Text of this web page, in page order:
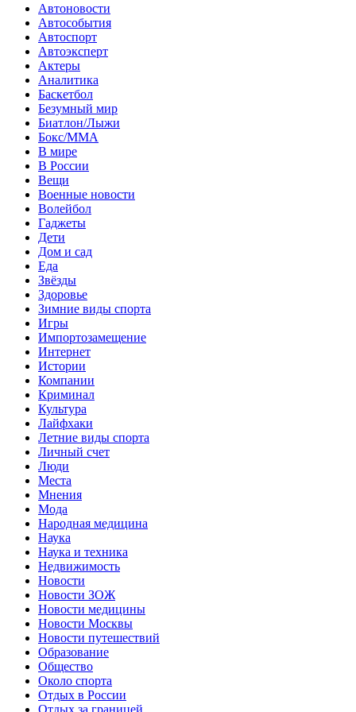
Автоновости
Автособытия
Автоспорт
Автоэксперт
Актеры
Аналитика
Баскетбол
Безумный мир
Биатлон/Лыжи
Бокс/MMA
В мире
В России
Вещи
Военные новости
Волейбол
Гаджеты
Дети
Дом и сад
Еда
Звёзды
Здоровье
Зимние виды спорта
Игры
Импортозамещение
Интернет
Истории
Компании
Криминал
Культура
Лайфхаки
Летние виды спорта
Личный счет
Люди
Места
Мнения
Мода
Народная медицина
Наука
Наука и техника
Недвижимость
Новости
Новости ЗОЖ
Новости медицины
Новости Москвы
Новости путешествий
Образование
Общество
Около спорта
Отдых в России
Отдых за границей